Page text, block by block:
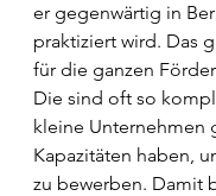
er gegenwärtig in
praktiziert wird. Das
für die ganzen
Die sind oft so
kleine Unternehmen
Kapazitäten haben,
zu bewerben. Damit